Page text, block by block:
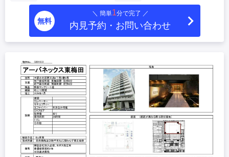
無料
＼ 簡単1分で完了 ／
内見予約・お問い合わせ